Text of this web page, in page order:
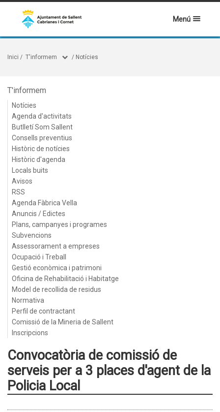
Menú
Inici / T'informem / Notícies
T'informem
Notícies
Agenda d'activitats
Butlletí Som Sallent
Consells preventius
Històric de notícies
Històric d'agenda
Locals buits
Avisos
RSS
Agenda Fàbrica Vella
Anuncis / Edictes
Plans, campanyes i programes
Subvencions
Assessorament a empreses
Ocupació i Treball
Gestió econòmica i patrimoni
Oficina de Rehabilitació i Habitatge
Model de recollida de residus
Normativa
Perfil de contractant
Comissió de la Mineria de Sallent
Inscripcions
Convocatòria de comissió de
serveis per a 3 places d'agent de la
Policia Local